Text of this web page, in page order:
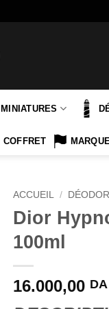
MINIATURES
COFFRET
ACCUEIL /
Dior
100ml
16.000,00 DA